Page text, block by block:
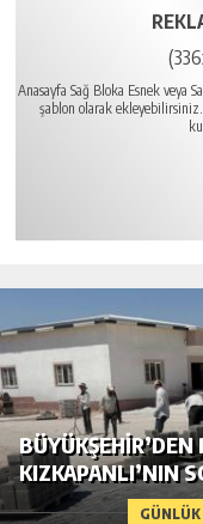
Anasayfa Sağ Bloka Esnek veya
şablon olarak
GÜNLÜK
BÜYÜKŞEHIR’DEN
KIZKAPANLI’NIN
ÇEVRE